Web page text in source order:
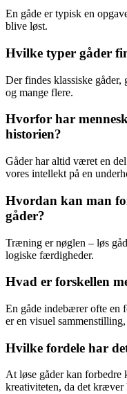
En gåde er typisk en
blive løst.
Hvilke typer gåder
Der findes klassiske gåder,
og mange flere.
Hvorfor har
historien?
Gåder har altid været en
vores intellekt på en
Hvordan kan man
gåder?
Træning er nøglen – løs
logiske færdigheder.
Hvad er forskellen
En gåde indebærer ofte en
er en visuel
Hvilke fordele har
At løse gåder kan forbedre
kreativiteten, da det